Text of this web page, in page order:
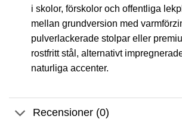
i skolor, förskolor och offentliga
mellan grundversion med
pulverlackerade stolpar eller
rostfritt stål, alternativt
naturliga accenter.
Recensioner (0)